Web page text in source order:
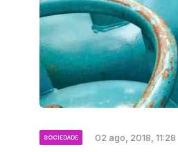
SOCIEDADE 02 ago, 2018, 11:28